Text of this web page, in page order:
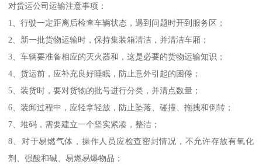
对货运公司运输注意事项：
1、行驶一定距离后检查车辆状态，遇到问题时开到服务区；
2、新一批货物运输时，保持集装箱清洁，并清洁车厢；
3、车辆要准备相应的灭火器和，这是必要的货物运输知识；
4、货运前，应补充良好睡眠，防止意外引起的困倦；
5、装货时，要对货物的批号进行分类，并清点数量；
6、装卸过程中，应轻拿轻放，防止坠落、碰撞、拖拽和倒转；
7、堆码，需要建立一个坚实紧凑，整洁；
8、对于易燃气体，操作人员应检查密封情况，不允许存放有氧化
剂、强酸和碱、易燃易爆物品；